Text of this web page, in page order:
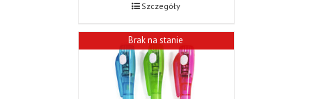
Szczegóły
Brak na stanie